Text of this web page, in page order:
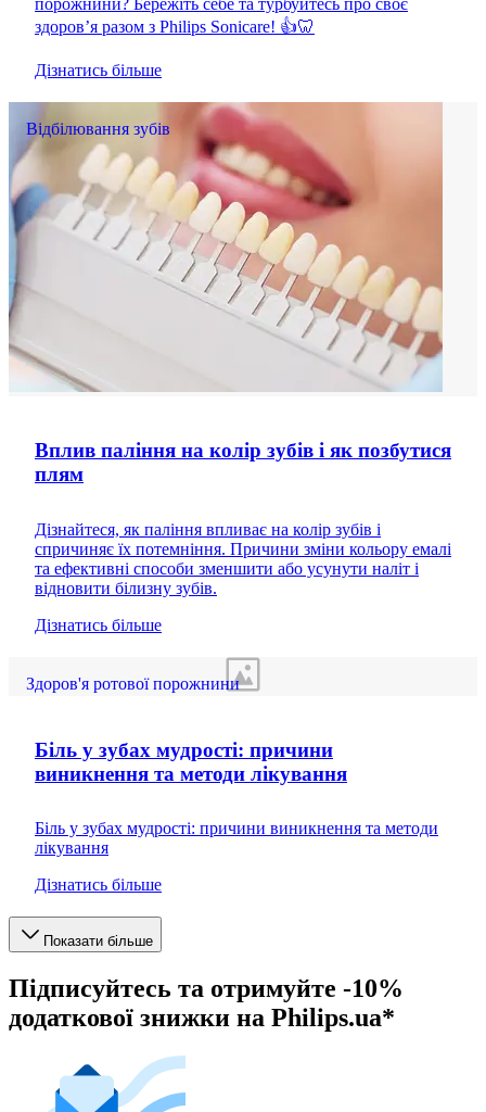
порожнини? Бережіть себе та турбуйтесь про своє
здоров’я разом з Philips Sonicare! 👍🦷
Дізнатись більше
Відбілювання зубів
Вплив паління на колір зубів і як позбутися
плям
Дізнайтеся, як паління впливає на колір зубів і
спричиняє їх потемніння. Причини зміни кольору емалі
та ефективні способи зменшити або усунути наліт і
відновити білизну зубів.
Дізнатись більше
Здоров'я ротової порожнини
Біль у зубах мудрості: причини
виникнення та методи лікування
Біль у зубах мудрості: причини виникнення та методи
лікування
Дізнатись більше
Показати більше
Підписуйтесь та отримуйте -10%
додаткової знижки на Philips.ua*